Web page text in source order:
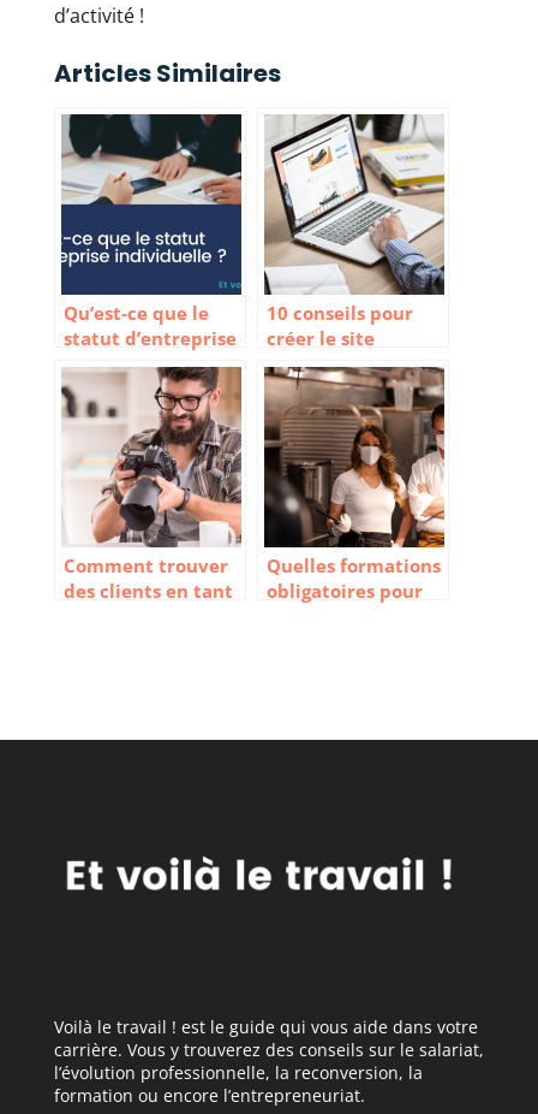
d’activité !
Articles Similaires
Qu’est-ce que le
statut d’entreprise
individuelle ?
10 conseils pour
créer le site
internet de votre
entreprise
Comment trouver
des clients en tant
Quelles formations
obligatoires pour
Voilà le travail ! est le guide qui vous aide dans votre
carrière. Vous y trouverez des conseils sur le salariat,
l’évolution professionnelle, la reconversion, la
formation ou encore l’entrepreneuriat.